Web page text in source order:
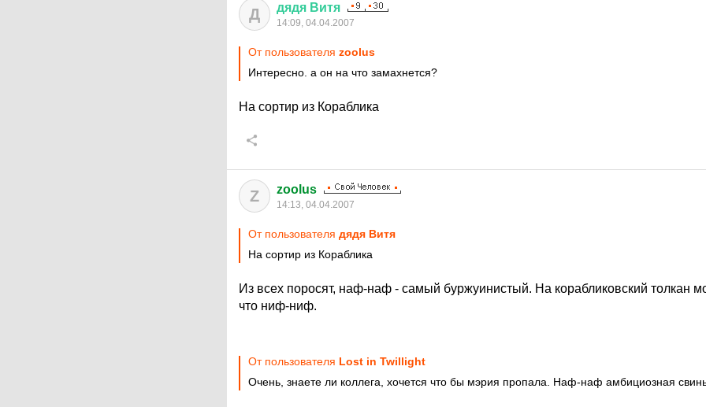
Д дядя Витя
14:09, 04.04.2007
От пользователя zoolus
Интересно. а он на что замахнется?
На сортир из Кораблика
Z zoolus
14:13, 04.04.2007
От пользователя дядя Витя
На сортир из Кораблика
Из всех поросят, наф-наф - самый буржуинистый. На корабликовский толкан
что ниф-ниф.
От пользователя Lost in Twillight
Очень, знаете ли коллега, хочется что бы мэрия пропала. Наф-наф амбициозная